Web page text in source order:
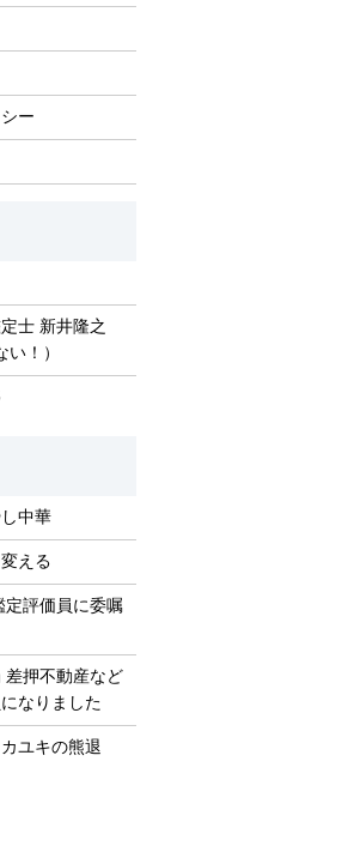
ー
士 新井隆之
い！）
中華
える
定評価員に委嘱
差押不動産など
なりました
ユキの熊退